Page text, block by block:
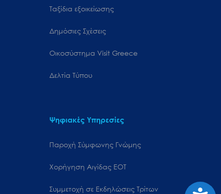
Ταξίδια εξοικείωσης
Δημόσιες Σχέσεις
Oικοσύστημα Visit Greece
Δελτία Τύπου
Ψηφιακές Υπηρεσίες
Παροχή Σύμφωνης Γνώμης
Χορήγηση Αιγίδας ΕΟΤ
Συμμετοχή σε Εκδηλώσεις Τρίτων